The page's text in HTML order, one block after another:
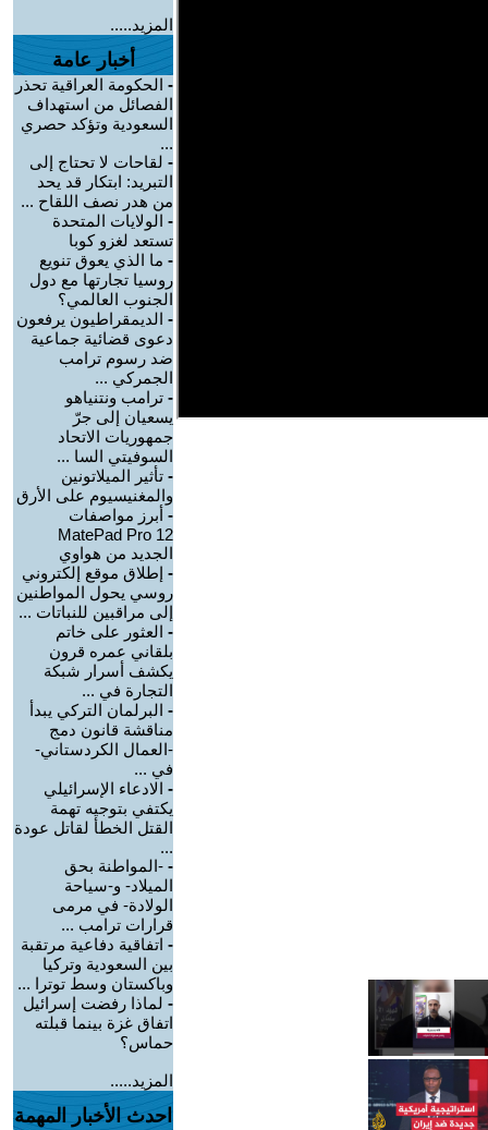
المزيد.....
أخبار عامة
- الحكومة العراقية تحذر
الفصائل من استهداف
السعودية وتؤكد حصري
...
- لقاحات لا تحتاج إلى
التبريد: ابتكار قد يحد
من هدر نصف اللقاح ...
- الولايات المتحدة
تستعد لغزو كوبا
- ما الذي يعوق تنويع
روسيا تجارتها مع دول
الجنوب العالمي؟
- الديمقراطيون يرفعون
دعوى قضائية جماعية
ضد رسوم ترامب
الجمركي ...
- ترامب ونتنياهو
يسعيان إلى جرّ
جمهوريات الاتحاد
السوفيتي السا ...
- تأثير الميلاتونين
والمغنيسيوم على الأرق
- أبرز مواصفات
MatePad Pro 12
الجديد من هواوي
- إطلاق موقع إلكتروني
روسي يحول المواطنين
إلى مراقبين للنباتات ...
- العثور على خاتم
بلقاني عمره قرون
يكشف أسرار شبكة
التجارة في ...
- البرلمان التركي يبدأ
مناقشة قانون دمج
-العمال الكردستاني-
في ...
- الادعاء الإسرائيلي
يكتفي بتوجيه تهمة
القتل الخطأ لقاتل عودة
...
- -المواطنة بحق
الميلاد- و-سياحة
الولادة- في مرمى
قرارات ترامب ...
- اتفاقية دفاعية مرتقبة
بين السعودية وتركيا
وباكستان وسط توترا ...
- لماذا رفضت إسرائيل
اتفاق غزة بينما قبلته
حماس؟
المزيد.....
احدث الأخبار المهمة